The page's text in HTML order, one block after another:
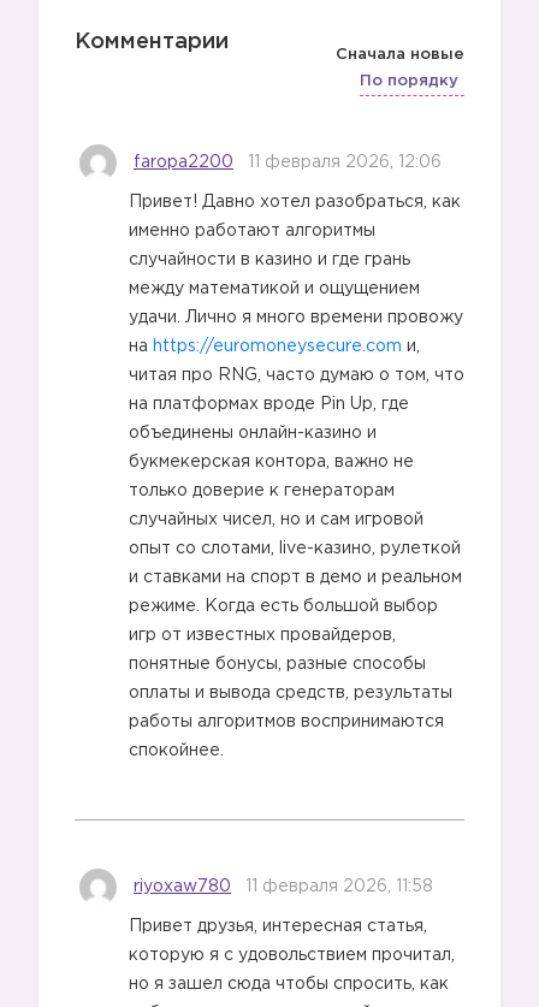
1️⃣
Комментарии
Сначала новые
По порядку
faropa2200 11 февраля 2026, 12:06
Привет! Давно хотел разобраться, как
именно работают алгоритмы
случайности в казино и где грань
между математикой и ощущением
удачи. Лично я много времени провожу
на https://euromoneysecure.com и,
читая про RNG, часто думаю о том, что
на платформах вроде Pin Up, где
объединены онлайн-казино и
букмекерская контора, важно не
только доверие к генераторам
случайных чисел, но и сам игровой
опыт со слотами, live-казино, рулеткой
и ставками на спорт в демо и реальном
режиме. Когда есть большой выбор
игр от известных провайдеров,
понятные бонусы, разные способы
оплаты и вывода средств, результаты
работы алгоритмов воспринимаются
спокойнее.
riyoxaw780 11 февраля 2026, 11:58
Привет друзья, интересная статья,
которую я с удовольствием прочитал,
но я зашел сюда чтобы спросить, как